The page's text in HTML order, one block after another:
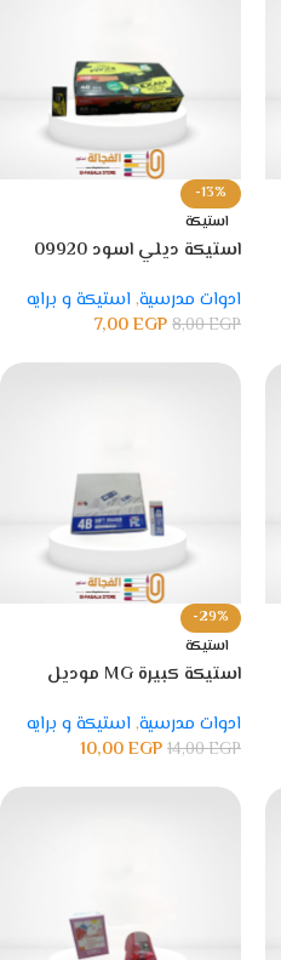
-13%
استيكة
استيكة ديلي اسود 09920
ادوات مدرسية, استيكة و برايه
8,00EGP
7,00EGP
-29%
استيكة
استيكة كبيرة MG موديل
ادوات مدرسية, استيكة و برايه
14,00EGP
10,00EGP